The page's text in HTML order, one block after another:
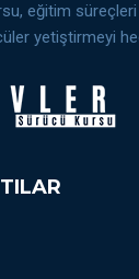
eğitim
yetiştirmeyi